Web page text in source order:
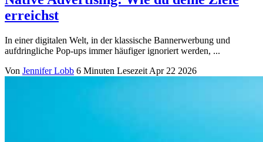
erreichst
In einer digitalen Welt, in der klassische Bannerwerbung und
aufdringliche Pop-ups immer häufiger ignoriert werden, ...
Von Jennifer Lobb 6 Minuten Lesezeit Apr 22 2026